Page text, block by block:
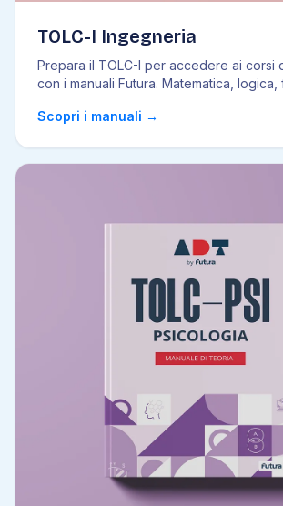
TOLC-I Ingegneria
Prepara il TOLC-I per accedere ai corsi
con i manuali Futura. Matematica, logica,
Scopri i manuali →